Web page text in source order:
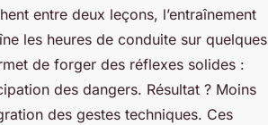
entre deux leçons, l’entraînement
les heures de conduite sur quelques
de forger des réflexes solides :
des dangers. Résultat ? Moins
des gestes techniques. Ces